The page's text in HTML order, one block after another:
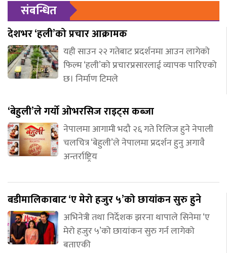
संबन्धित
देशभर ‘हली’को प्रचार आक्रामक
यही साउन २२ गतेबाट प्रदर्शनमा आउन लागेको
फिल्म ‘हली’को प्रचारप्रसारलाई व्यापक पारिएको
छ। निर्माण टिमले
‘बेहुली’ले गर्यो ओभरसिज राइट्स कब्जा
नेपालमा आगामी भदौ २६ गते रिलिज हुने नेपाली
चलचित्र ‘बेहुली’ले नेपालमा प्रदर्शन हुनु अगावै
अन्तर्राष्ट्रिय
बडीमालिकाबाट ‘ए मेरो हजुर ५’को छायांकन सुरु हुने
अभिनेत्री तथा निर्देशक झरना थापाले सिनेमा ‘ए
मेरो हजुर ५’को छायांकन सुरु गर्न लागेको
बताएकी